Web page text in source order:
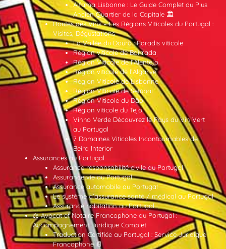
Alfama Lisbonne : Le Guide Complet du Plus
Ancien Quartier de la Capitale 🏛️
Routes des Vins – Les Régions Viticoles du Portugal :
Visites, Dégustations
La Vallée du Douro : Paradis viticole
Région viticole de Bairrada
Région Viticole de l’Alentejo
Région viticole de l’Algarve
Région Viticole de Lisbonne
Région Viticole de Setúbal
Région Viticole du Dão
Région viticole du Tejo
Vinho Verde Découvrez le Pays du Vin Vert
au Portugal
7 Domaines Viticoles Incontournables de
Beira Interior
Assurances au Portugal
Assurance responsabilité civile au Portugal
Assurance vie au Portugal
Assurance automobile au Portugal
Le système d’assurance santé / médical au Portugal
Assurance habitation au Portugal
⚖️ Avocat et Notaire Francophone au Portugal :
Accompagnement Juridique Complet
Traduction Certifiée au Portugal : Service Juridique
Francophone 📄